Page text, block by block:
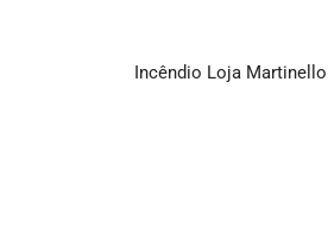
Incêndio Loja